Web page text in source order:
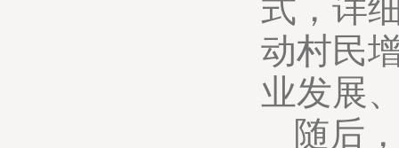
式，详
动村民
业发展
随后